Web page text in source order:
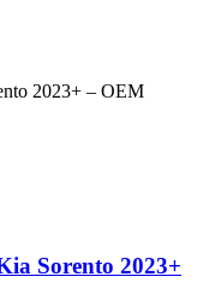
Sorento 2023+